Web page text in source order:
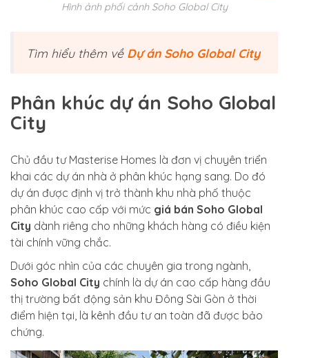
Hình ảnh phối cảnh Soho Global City
Tìm hiểu thêm về Dự án Soho Global City
Phân khúc dự án Soho Global
City
Chủ đầu tư Masterise Homes là đơn vị chuyên triển
khai các dự án nhà ở phân khúc hạng sang. Do đó
dự án được định vị trở thành khu nhà phố thuộc
phân khúc cao cấp với mức giá bán Soho Global
City dành riêng cho những khách hàng có điều kiện
tài chính vững chắc.
Dưới góc nhìn của các chuyên gia trong ngành,
Soho Global City chính là dự án cao cấp hàng đầu
thị trường bất động sản khu Đông Sài Gòn ở thời
điểm hiện tại, là kênh đầu tư an toàn đã được bảo
chứng.